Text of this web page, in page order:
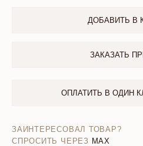
ДОБАВИТЬ В
ЗАКАЗАТЬ
ОПЛАТИТЬ В ОДИН
ЗАИНТЕРЕСОВАЛ ТОВАР?
СПРОСИТЬ ЧЕРЕЗ MAX